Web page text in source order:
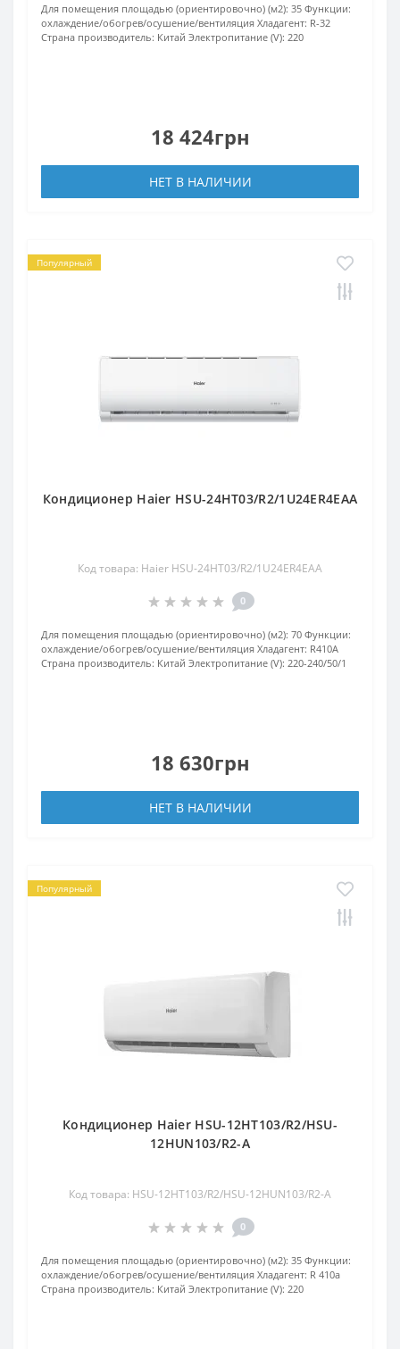
Для помещения площадью (ориентировочно) (м2): 35 Функции:
охлаждение/обогрев/осушение/вентиляция Хладагент: R-32
Страна производитель: Китай Электропитание (V): 220
18 424грн
НЕТ В НАЛИЧИИ
Популярный
Кондиционер Haier HSU-24HT03/R2/1U24ER4EAA
Код товара: Haier HSU-24HT03/R2/1U24ER4EAA
0
Для помещения площадью (ориентировочно) (м2): 70 Функции:
охлаждение/обогрев/осушение/вентиляция Хладагент: R410А
Страна производитель: Китай Электропитание (V): 220-240/50/1
18 630грн
НЕТ В НАЛИЧИИ
Популярный
Кондиционер Haier HSU-12HT103/R2/HSU-
12HUN103/R2-A
Код товара: HSU-12HT103/R2/HSU-12HUN103/R2-A
0
Для помещения площадью (ориентировочно) (м2): 35 Функции:
охлаждение/обогрев/осушение/вентиляция Хладагент: R 410a
Страна производитель: Китай Электропитание (V): 220